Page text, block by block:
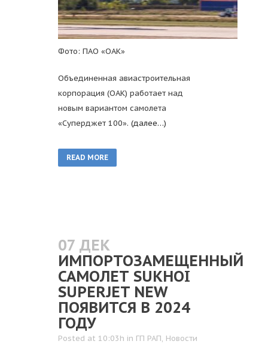
Фото: ПАО «ОАК»
Объединенная авиастроительная
корпорация (ОАК) работает над
новым вариантом самолета
«Суперджет 100». (далее…)
READ MORE
07 ДЕК
ИМПОРТОЗАМЕЩЕННЫЙ
САМОЛЕТ SUKHOI
SUPERJET NEW
ПОЯВИТСЯ В 2024
ГОДУ
Posted at 10:03h in ГП РАП, Новости